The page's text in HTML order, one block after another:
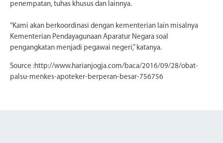
penempatan, tuhas khusus dan lainnya.
“Kami akan berkoordinasi dengan kementerian lain misalnya
Kementerian Pendayagunaan Aparatur Negara soal
pengangkatan menjadi pegawai negeri,” katanya.
Source :http://www.harianjogja.com/baca/2016/09/28/obat-
palsu-menkes-apoteker-berperan-besar-756756